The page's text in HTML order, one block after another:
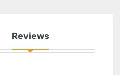
Reviews